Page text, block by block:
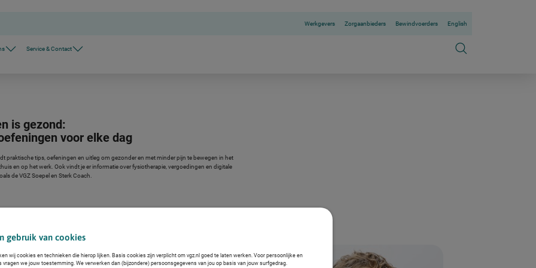
Werkgevers Zorgaanbieders Bewindvoerders English
Service & Contact
is gezond:
voor elke dag
praktische tips, oefeningen en uitleg om gezonder en met minder pijn te bewegen in het
en op het werk. Ook vindt je er informatie over fysiotherapie, vergoedingen en digitale
de VGZ Soepel en Sterk Coach.
van fysiotherapeut Stijn
gebruik van cookies
wij cookies en technieken die hierop lijken. Basis cookies zijn verplicht om vgz.nl goed te laten werken. Voor persoonlijke en
vragen we jouw toestemming. We verwerken dan (bijzondere) persoonsgegevens van jou op basis van jouw surfgedrag.